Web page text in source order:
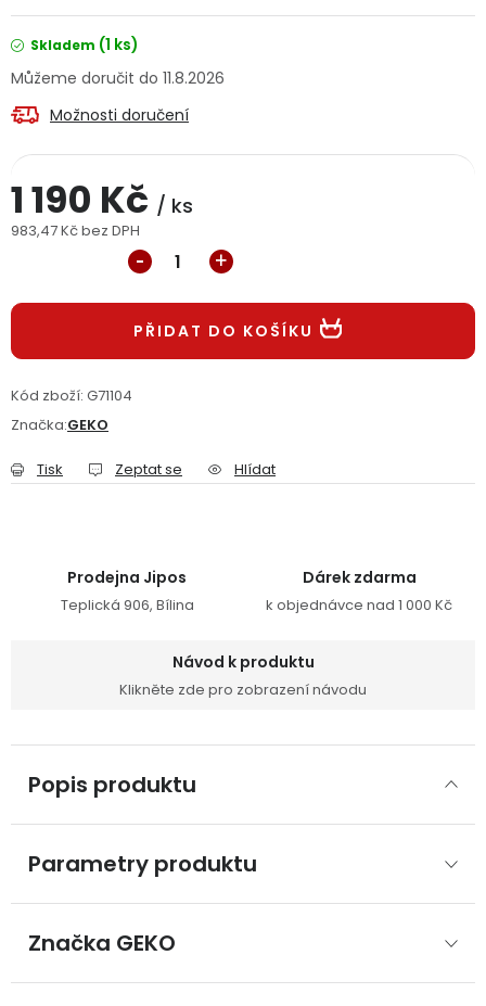
Servis nářadí Hodnocení obchodu
Reklamační formulář Odstoupení ve lhůtě 14 dní
Obchodní podmínky Reklamační řád
Skladem (1 ks)
11.8.2026
Možnosti doručení
1 190 Kč / ks
983,47 Kč bez DPH
PŘIDAT DO KOŠÍKU
Kód zboží: G71104
Značka:GEKO
Tisk Zeptat se Hlídat
Prodejna Jipos
Teplická 906, Bílina
Dárek zdarma
k objednávce nad 1 000 Kč
Návod k produktu
Klikněte zde pro zobrazení návodu
Popis produktu
Parametry produktu
Značka GEKO